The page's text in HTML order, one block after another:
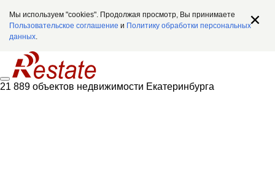
Мы используем "cookies". Продолжая просмотр, Вы принимаете
Пользовательское соглашение и Политику обработки персональных
данных.
21 889 объектов недвижимости Екатеринбурга